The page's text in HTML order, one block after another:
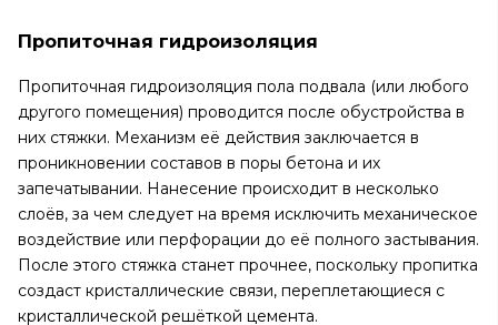
Пропиточная гидроизоляция
Пропиточная гидроизоляция пола подвала (или любого
другого помещения) проводится после обустройства в
них стяжки. Механизм её действия заключается в
проникновении составов в поры бетона и их
запечатывании. Нанесение происходит в несколько
слоёв, за чем следует на время исключить механическое
воздействие или перфорации до её полного застывания.
После этого стяжка станет прочнее, поскольку пропитка
создаст кристаллические связи, переплетающиеся с
кристаллической решёткой цемента.